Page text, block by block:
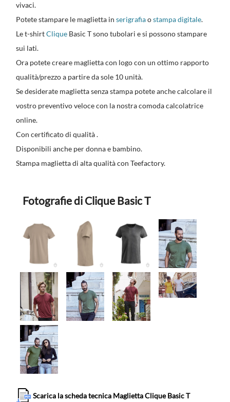
vivaci.
Potete stampare le maglietta inserigrafiaostampa digitale.
Le t-shirtClique Basic T sono tubolari e si possono stampare
sui lati.
Ora potete creare maglietta con logo con un ottimo rapporto
qualità/prezzo a partire da sole 10 unità.
Se desiderate maglietta senza stampa potete anche calcolare il
vostro preventivo veloce con la nostra comoda calcolatrice
online.
Con certificato di qualità .
Disponibili anche per donna e bambino.
Stampa maglietta di alta qualità con Teefactory.
Fotografie di Clique Basic T
Scarica la scheda tecnica Maglietta Clique Basic T